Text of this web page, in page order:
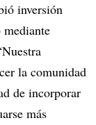
inversión
la comunidad
de incorporar
más